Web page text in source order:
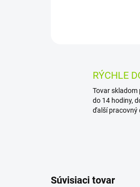
RÝCHLE
Tovar skladom
do 14 hodiny,
ďalší pracovný
Súvisiaci tovar